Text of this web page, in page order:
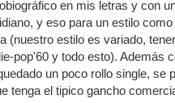
en mis letras y con
y eso para un estilo como
(nuestro estilo es variado,
pop'60 y todo esto). Además
un poco rollo single, se
tenga el tipico gancho